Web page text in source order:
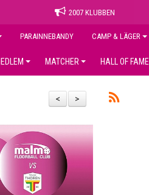
2007 KLUBBEN
PARAINNEBANDY CAMP & LÄGER
MATCHER HALL OF FAME
>
<